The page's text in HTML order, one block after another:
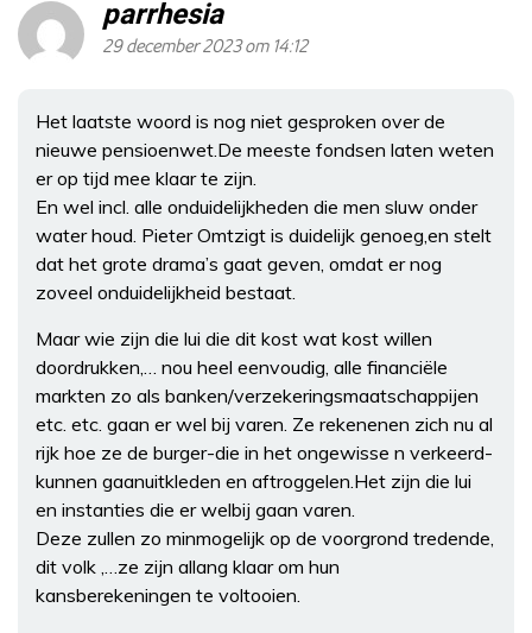
parrhesia
29 december 2023 om 14:12
Het laatste woord is nog niet gesproken over de
nieuwe pensioenwet.De meeste fondsen laten weten
er op tijd mee klaar te zijn.
En wel incl. alle onduidelijkheden die men sluw onder
water houd. Pieter Omtzigt is duidelijk genoeg,en stelt
dat het grote drama’s gaat geven, omdat er nog
zoveel onduidelijkheid bestaat.
Maar wie zijn die lui die dit kost wat kost willen
doordrukken,… nou heel eenvoudig, alle financiële
markten zo als banken/verzekeringsmaatschappijen
etc. etc. gaan er wel bij varen. Ze rekenenen zich nu al
rijk hoe ze de burger-die in het ongewisse n verkeerd-
kunnen gaanuitkleden en aftroggelen.Het zijn die lui
en instanties die er welbij gaan varen.
Deze zullen zo minmogelijk op de voorgrond tredende,
dit volk ,…ze zijn allang klaar om hun
kansberekeningen te voltooien.